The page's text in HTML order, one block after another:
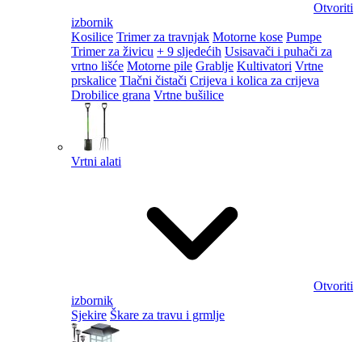
Otvoriti
izbornik
Kosilice Trimer za travnjak Motorne kose Pumpe
Trimer za živicu + 9 sljedećih Usisavači i puhači za
vrtno lišće Motorne pile Grablje Kultivatori Vrtne
prskalice Tlačni čistači Crijeva i kolica za crijeva
Drobilice grana Vrtne bušilice
Vrtni alati
Otvoriti
izbornik
Sjekire Škare za travu i grmlje